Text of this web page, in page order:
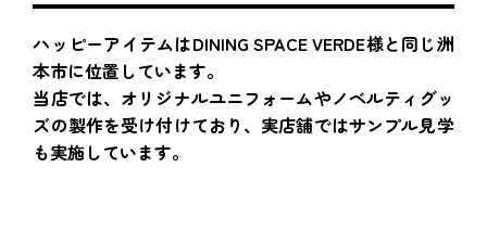
ハッピーアイテムはDINING SPACE VERDE様と同じ洲
本市に位置しています。
当店では、オリジナルユニフォームやノベルティグッ
ズの製作を受け付けており、実店舗ではサンプル見学
も実施しています。